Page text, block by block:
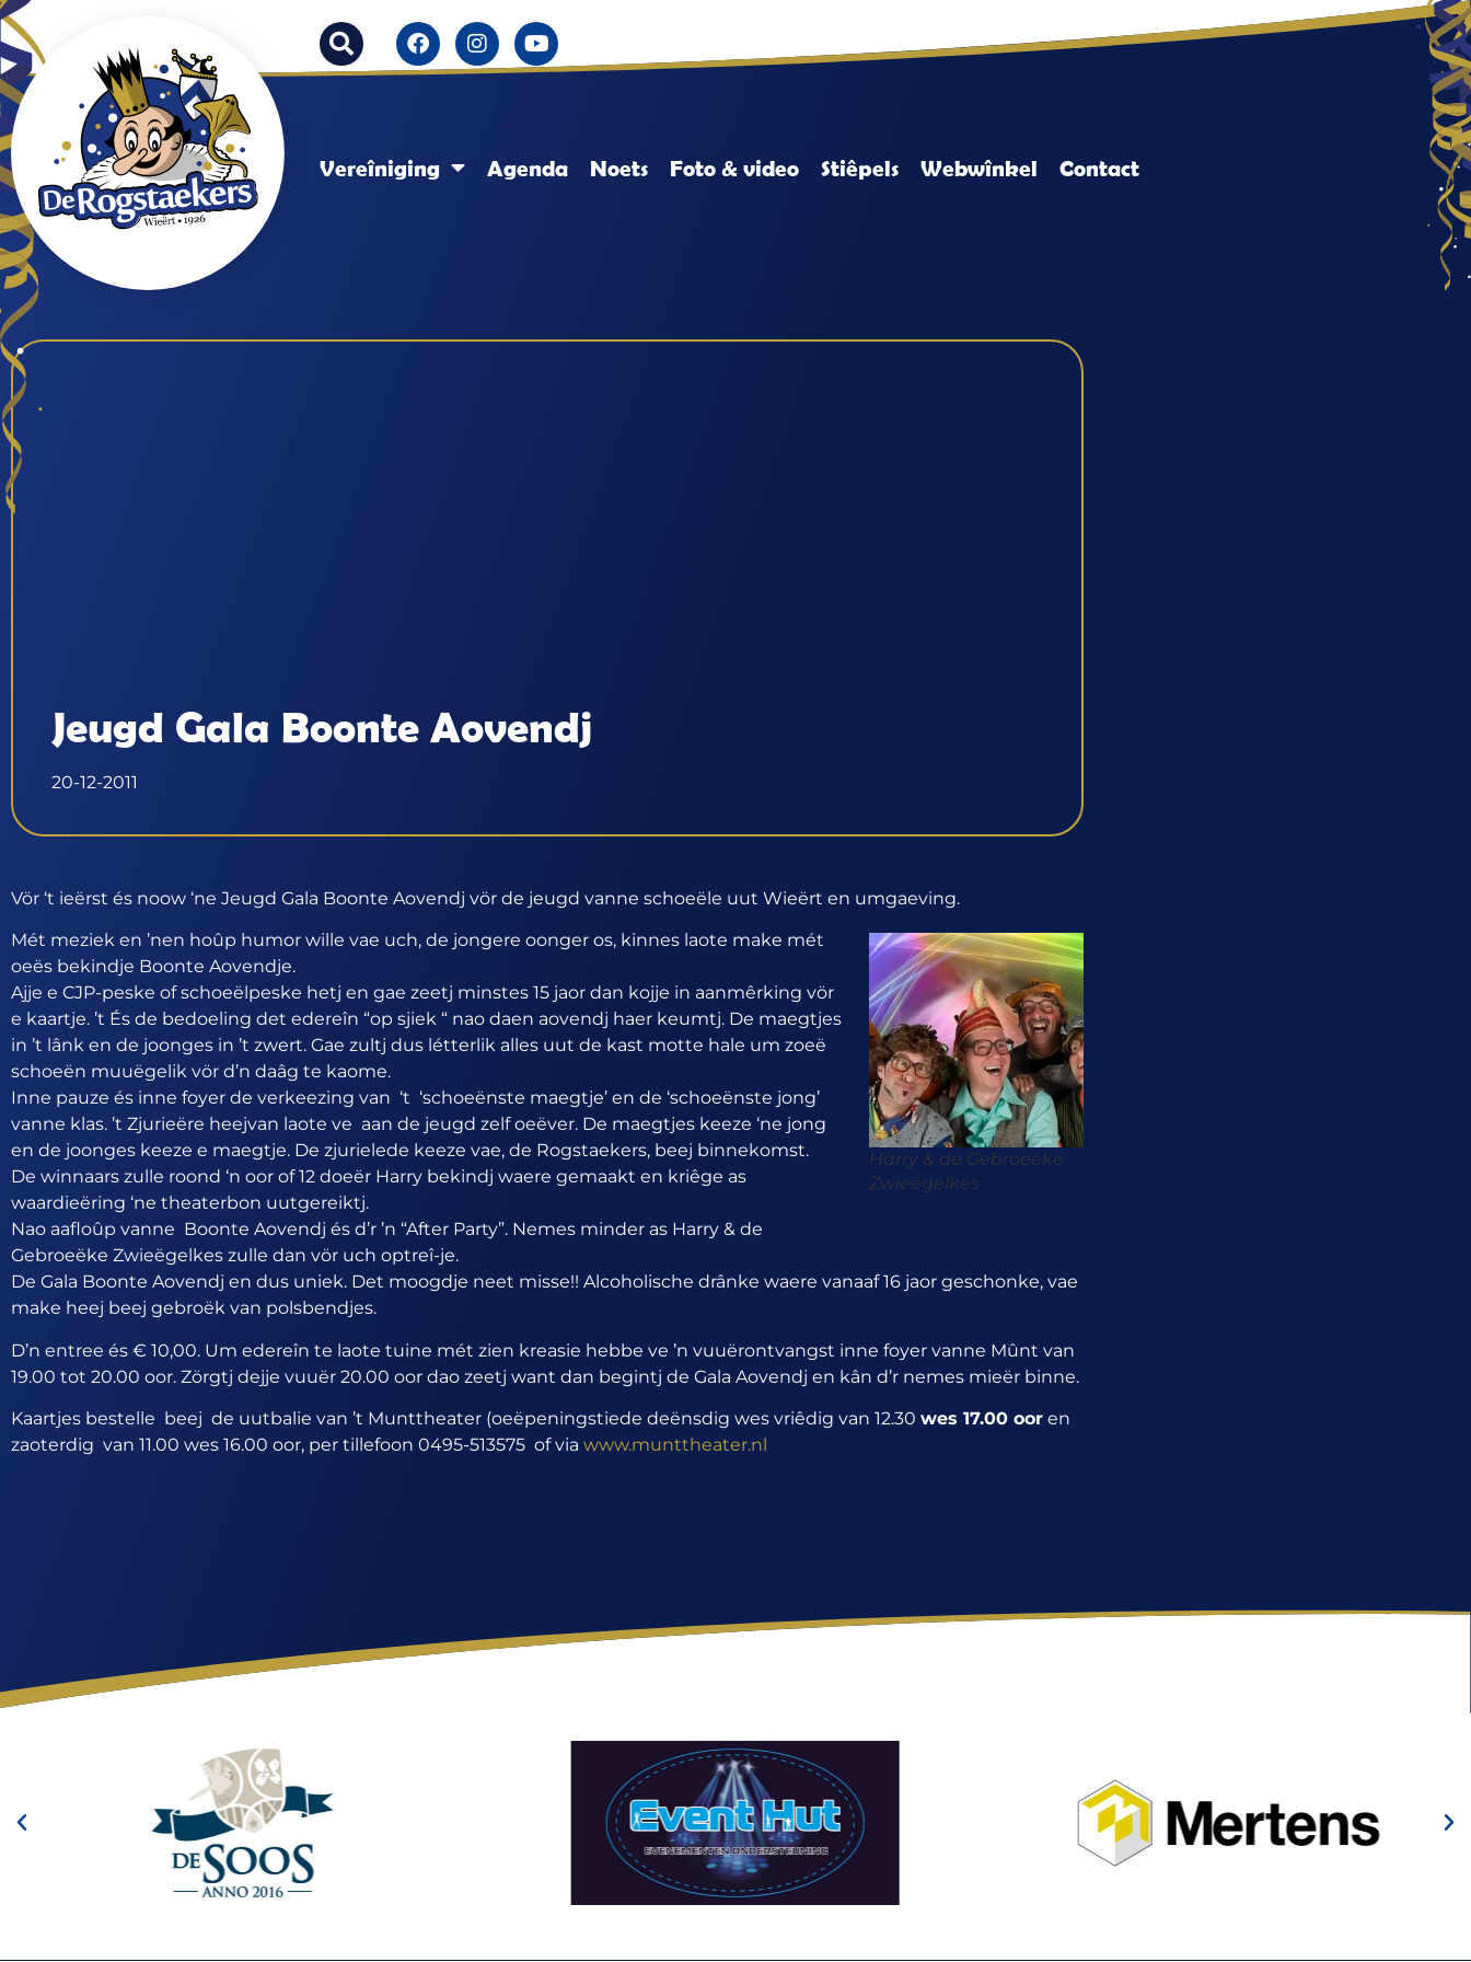
Vereîniging Agenda Noets Foto & video Stiêpels Webwînkel Contact
Jeugd Gala Boonte Aovendj
20-12-2011
Vör ‘t ieërst és noow ‘ne Jeugd Gala Boonte Aovendj vör de jeugd vanne schoeële uut Wieërt en umgaeving.
Harry & de Gebroeëke
Zwieëgelkes
Mét meziek en ’nen hoûp humor wille vae uch, de jongere oonger os, kinnes laote make mét
oeës bekindje Boonte Aovendje.
Ajje e CJP-peske of schoeëlpeske hetj en gae zeetj minstes 15 jaor dan kojje in aanmêrking vör
e kaartje. ’t És de bedoeling det edereîn “op sjiek “ nao daen aovendj haer keumtj. De maegtjes
in ’t lânk en de joonges in ’t zwert. Gae zultj dus létterlik alles uut de kast motte hale um zoeë
schoeën muuëgelik vör d’n daâg te kaome.
Inne pauze és inne foyer de verkeezing van ‘t ‘schoeënste maegtje’ en de ‘schoeënste jong’
vanne klas. ’t Zjurieëre heejvan laote ve aan de jeugd zelf oeëver. De maegtjes keeze ‘ne jong
en de joonges keeze e maegtje. De zjurielede keeze vae, de Rogstaekers, beej binnekomst.
De winnaars zulle roond ‘n oor of 12 doeër Harry bekindj waere gemaakt en kriêge as
waardieëring ‘ne theaterbon uutgereiktj.
Nao aafloûp vanne Boonte Aovendj és d’r ’n “After Party”. Nemes minder as Harry & de
Gebroeëke Zwieëgelkes zulle dan vör uch optreî-je.
De Gala Boonte Aovendj en dus uniek. Det moogdje neet misse!! Alcoholische drânke waere vanaaf 16 jaor geschonke, vae
make heej beej gebroëk van polsbendjes.
D’n entree és € 10,00. Um edereîn te laote tuine mét zien kreasie hebbe ve ’n vuuërontvangst inne foyer vanne Mûnt van
19.00 tot 20.00 oor. Zörgtj dejje vuuër 20.00 oor dao zeetj want dan begintj de Gala Aovendj en kân d’r nemes mieër binne.
Kaartjes bestelle beej de uutbalie van ’t Munttheater (oeëpeningstiede deënsdig wes vriêdig van 12.30 wes 17.00 oor en
zaoterdig van 11.00 wes 16.00 oor, per tillefoon 0495-513575 of via www.munttheater.nl